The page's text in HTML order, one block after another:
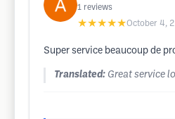
1 reviews
★★★★★October 4,
Super service beaucoup de
Translated: Great service